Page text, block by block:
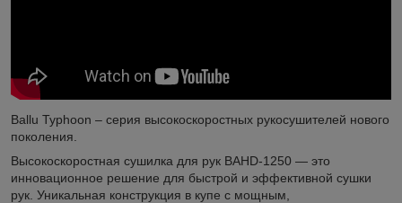
Ballu Typhoon – серия высокоскоростных рукосушителей нового
поколения.
Высокоскоростная сушилка для рук BAHD-1250 — это
инновационное решение для быстрой и эффективной сушки
рук. Уникальная конструкция в купе с мощным,